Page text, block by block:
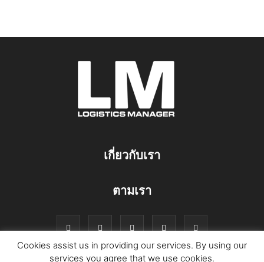
เกี่ยวกับเรา
ตามเรา
Cookies assist us in providing our services. By using our
services you agree that we use cookies.